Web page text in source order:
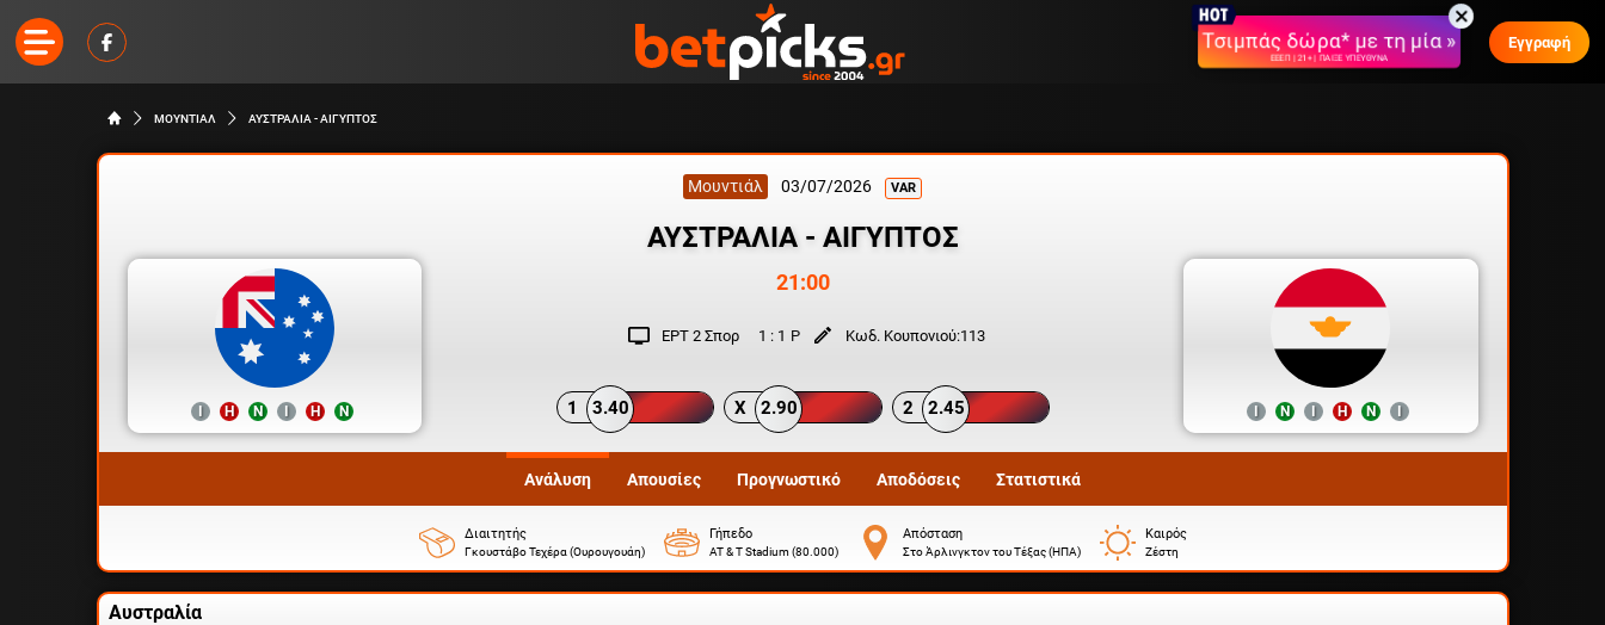
Τσιμπάς δώρα* με τη μία »
ΕΕΕΠ | 21+ | ΠΑΙΞΕ ΥΠΕΥΘΥΝΑ
Εγγραφή
ΜΟΥΝΤΙΑΛ ΑΥΣΤΡΑΛΙΑ - ΑΙΓΥΠΤΟΣ
Ι Η Ν Ι Η Ν
Μουντιάλ 03/07/2026 VAR
ΑΥΣΤΡΑΛΙΑ - ΑΙΓΥΠΤΟΣ
21:00
ΕΡΤ 2 Σπορ 1 : 1 P Κωδ. Κουπονιού:113
1 3.40 X 2.90 2 2.45 Ι Ν Ι Η Ν Ι
Ανάλυση Απουσίες Προγνωστικό Αποδόσεις Στατιστικά
Διαιτητής
Γκουστάβο Τεχέρα (Ουρουγουάη)
Γήπεδο
AT & T Stadium (80.000)
Απόσταση
Στο Άρλινγκτον του Τέξας (ΗΠΑ)
Καιρός
Ζέστη
Αυστραλία